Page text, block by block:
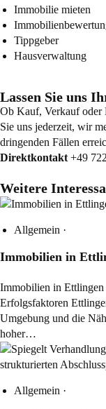
Immobilie mieten
Tippgeber
Hausverwaltung
Lassen Sie uns
Ob Kauf, Verkauf oder
Sie uns jederzeit, wir
dringenden Fällen
Direktkontakt +49
Weitere
Allgemein ·
Immobilien in
Immobilien in
Erfolgsfaktoren
Umgebung und die
hoher…
Allgemein ·